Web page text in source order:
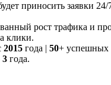
приносить заявки
рост трафика и
клики.
2015 года | 50+ успешных
3 года.